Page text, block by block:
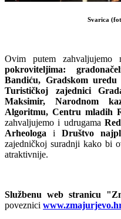
Svarica
Ovim putem zahvaljujemo
pokroviteljima:
Bandiću, Gradskom
Turističkoj zajednici
Maksimir, Narodnom
Algoritmu, Centru mladih
zahvaljujemo i udrugama
Arheologa i Društvo
zajedničkoj suradnji kako bi
atraktivnije.
Službenu web stranicu
poveznici